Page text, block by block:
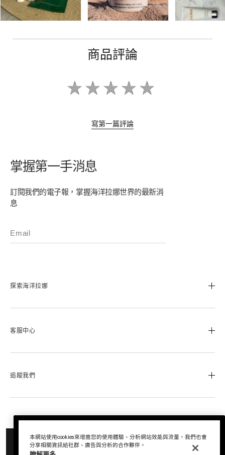
通知我
商品評論
寫第一篇評論
掌握第一手消息
訂閱我們的電子報，掌握海洋拉娜世界的最新消
息
探索海洋拉娜
海洋拉娜極致工藝
美麗加冕會員計畫
客服中心
聯絡我們
查詢訂單
尋找專櫃
追蹤我們
Facebook
© La Mer Technology, Inc.
本網站使用cookies來增進您的使用體驗、分析網站效能與流量，我們也會
分享相關資訊給社群、廣告與分析的合作夥伴。